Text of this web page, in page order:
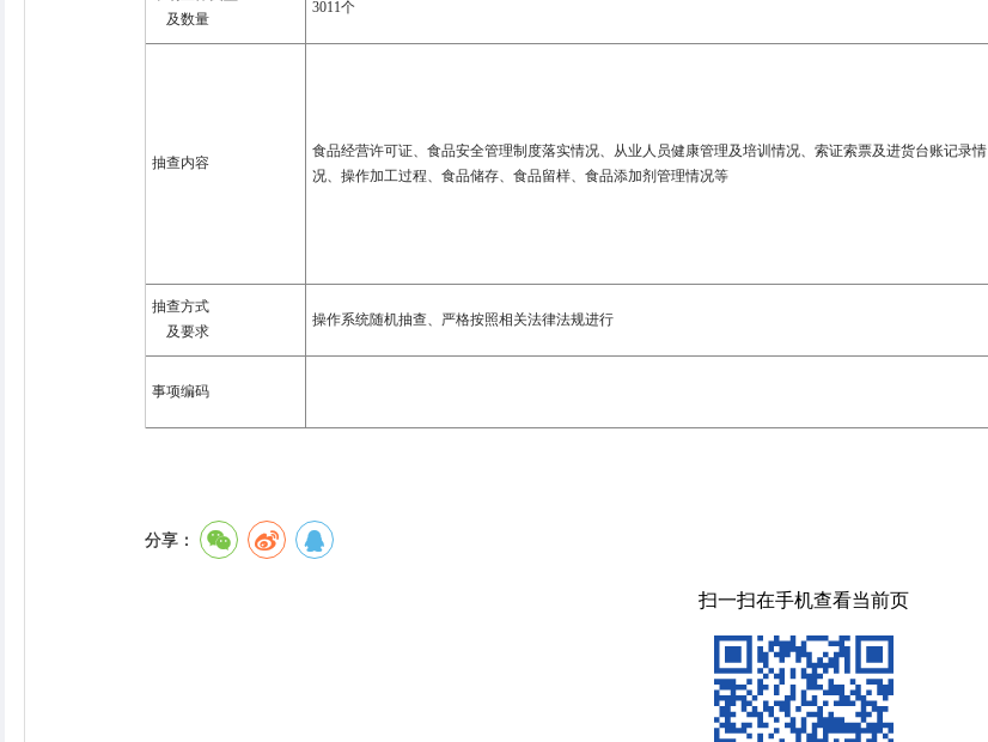
及数量
3011个
抽查内容
食品经营许可证、食品安全管理制度落实情况、从业人员健康管理及培训情况、索证索票及进货台账记录情
况、操作加工过程、食品储存、食品留样、食品添加剂管理情况等
抽查方式
及要求
操作系统随机抽查、严格按照相关法律法规进行
事项编码
分享：
扫一扫在手机查看当前页